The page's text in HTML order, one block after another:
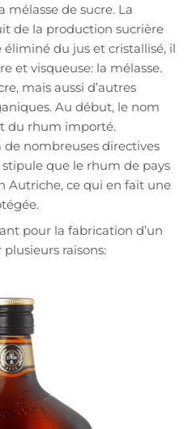
mélasse de sucre. La
de la production sucrière
éliminé du jus et cristallisé, il
et visqueuse: la mélasse.
mais aussi d’autres
Au début, le nom
du rhum importé.
de nombreuses directives
stipule que le rhum de pays
Autriche, ce qui en fait une
pour la fabrication d’un
raisons: